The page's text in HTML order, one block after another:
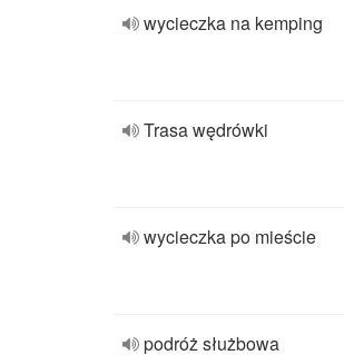
wycieczka na kemping
Trasa wędrówki
wycieczka po mieście
podróż służbowa